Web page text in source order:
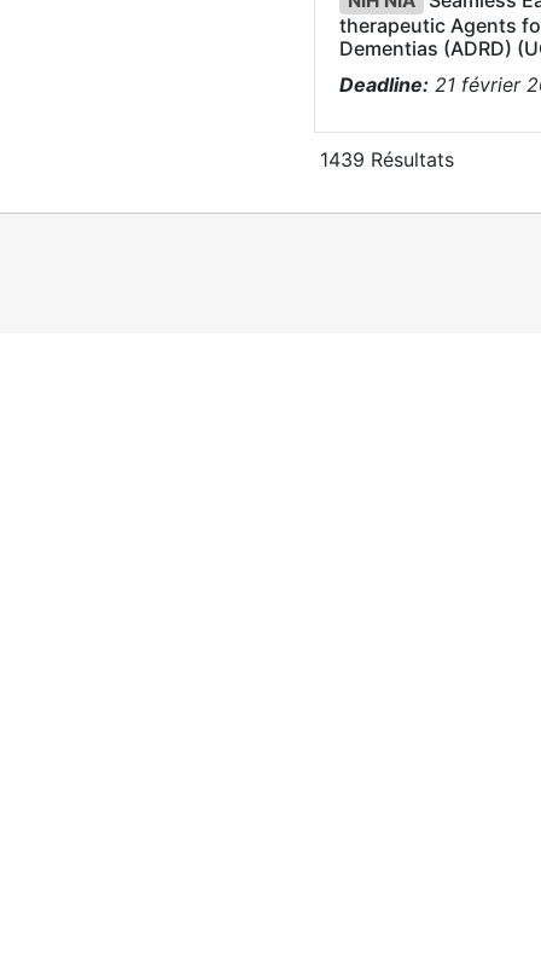
therapeutic Agents
Dementias (ADRD)
Deadline: 21 février
1439 Résultats